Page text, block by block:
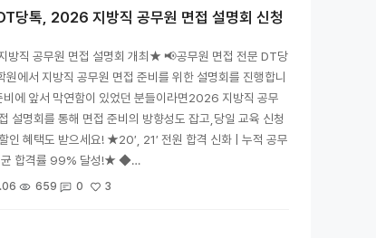
당톡, 2026 지방직 공무원 면접 설명회 신청
직 공무원 면접 설명회 개최★ 📢공무원 면접 전문 DT당
원에서 지방직 공무원 면접 준비를 위한 설명회를 진행합니
비에 앞서 막연함이 있었던 분들이라면2026 지방직 공무
설명회를 통해 면접 준비의 방향성도 잡고,당일 교육 신청
인 혜택도 받으세요! ★20′, 21′ 전원 합격 신화 | 누적 공무
균 합격률 99% 달성!★ ◆…
659 0 3